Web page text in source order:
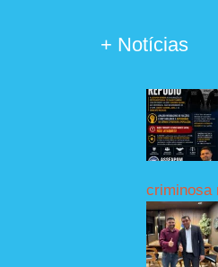
+ Notícias
criminosa